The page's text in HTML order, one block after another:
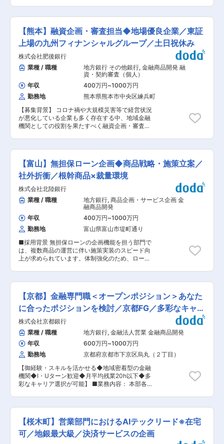
囲：本人の適性により全ての配属先への配置転換
およびグループ会社内外への出向も含めた兼務の
主な業務内容 個人向け金融サービスの価値向上を
目的として、以下の業務をご担当いただきます。
＜個人向け金融商品の企画・推進＞ ・預金商品や
ポイントプログラム等の企画・改善 ・市場・顧客
ニーズの分析を踏まえた商品設計 ・関係部署と連
携した商品リリースおよび利用促進施策の立案・
ートフォンアプリやホームページの機能改善・
UI/UX改善の企画 ・デジタルチャネルを活用した
顧客接点強化の施策検討 ・システム部門・外部ベ
ンダー等との調整、プロジェクト推進 ■（4） や
りがい ◎ 地域に直接価値を届ける実感 地域に根
ざした金融グループとして多くのお客さまと接点
手応えを感じられます。 ◎ 商品企画×デジタルの
両軸で成長できる 金融商品とデジタルチャネルの
を設計するスキルを身につけることができます。
変更の範囲：会社の定める業務
予算達成に責任を持ちます。 ■職責 ・企業財物
保険種目のうち引受権限を有するものについて、
担当分野における保険引受業務を行い、引受権限
を有しない事案については、上席者や指定された
アンダーライターに照会して対応し、担当業務の
予算達成および収益性確保に責任を持つ ・コーポ
レート財物保険課長のチーム運営を補佐するとと
もに、チームに所属する下位職のアンダーライタ
ーの支援・指導・育成を行う ・Uuderwriterツー
ルを活用し、またリスクエンジニア、モデラー、
アクチュアリー、他のアンダーライターと協力し
ながら、リスクの分析を行うとともに顧客向けの
見積もりを提示する ・企業財物保険の浸透、成長
と収益性の向上に向けて担当分野における施策を
立案・遂行する ・営業部門と協力しながら必要に
応じてブローカー・代理店・顧客と直接コミュニ
る ・企業財物保険の戦略を遂行・支援するため
に、営業・マーケティング・損害サービス・事
務・IT・研修・営業企画部門と協働する ・損害サ
ービス部門・数理部門と協力して、保険事故発生
傾向の分析・予測ならびに約款とその解釈につい
ての見解提供を行う ・業務の効率化のために事
務・システム・損害部門と協力する ・リスクエン
ジニアリング部門の活用・連携 ・担当分野におい
て企業財物保険ラインの情宣活動を行い（成約事
例紹介・売れ筋情報や業務関連情報等の提供。資
料作成含む）、そのためにマーケット情報・他社
動向を含めた情報収集を行う 変更の範囲：会社の
定める業務
【熊本】融資企画・審査担当◆地場優良企業／東証
上場の九州フィナンシャルグループ／土日祝休み
株式会社肥後銀行
業種 / 職種
地方銀行 その他銀行, 金融商品開発 融
資・契約審査（個人）
年収
400万円~1000万円
勤務地
熊本県熊本市中央区練兵町
【募集背景】 コロナ禍や大規模災害等で経営状況
が悪化している企業も多く存在する中、地域金融
機関としての役割を果たすべく融資企画・審査分
付、信用リスク管理等）に係る基本施策の企画・
立案 ・融資業務の抜本的な効率化（業務フロー改
善 等） ・融資業務担当者育成に向けた指導・研
修企画 等 （2） 法個人の融資案件に係る稟議審
査・事前相談・信用格付・自己査定業務。 変更の
範囲：会社の定める業務
【富山】無担保ローン企画◆商品戦略・施策立案／
社外折衝／根幹商品×裁量環境
株式会社北陸銀行
業種 / 職種
地方銀行, 商品企画・サービス企画 金
融商品開発
年収
400万円~1000万円
勤務地
富山県富山市堤町通り
■採用背景 無担保ローンの企画機能を担う部門で
は、複数商品の運営に伴い施策実装のスピード向
上が求められています。体制強化のため、ローン
カーローン等）の戦略立案、商品導入、運用管理
を担当します。市場動向や顧客ニーズを踏まえ、
KPIに基づく分析を行い、収益性向上に向けた企
画を立てます。申込導線の最適化や広告施策の企
画にも関わり、テレビ・新聞・Web・店頭など複
数の媒体を活用したプロモーションに携わりま
す。保証会社、広告代理店、システムベンダーと
の調整を行い、要件定義やスケジュール管理を進
めます。データマーケティングチームと連携し、
分析結果を踏まえた改善施策を検討します。仮説
にする役割が求められます。Excel・PowerPoint
などを用いて資料作成を行い、関係者へ説明しな
がら実行環境を整えます。 ■業務の魅力 銀行の
境が整っています。データマーケティングチーム
との協働により、数字を基点にした企画スキルも
身につきます。 ■働く環境 富山市の本店勤務と
【京都】金融専門職＜オープンポジション＞あなた
に合ったポジションを検討／京都FG／多彩なキャリ
ア有
株式会社京都銀行
業種 / 職種
地方銀行, 金融法人営業 金融商品開発
年収
600万円~1000万円
勤務地
京都府京都市下京区烏丸（２丁目）
【御経験・スキルを活かせる◆地域密着型の金融
機関◆I・Uターン歓迎◆月平均残業20h以下◆多
彩なキャリア選択が可能】 ■業務内容： 本部各
ョンを幅広く打診させていただきます。 【ポジシ
ョンについて】 ・事業承継やM&Aアドバイザリ
ー業務 ・遺言信託や相続支援のコンサルティング
業務 ・DX推進、データサイエンス業務 ・リスク
管理業務(市場、流動性管理に付随する業務) ・有
【桜木町】営業部門におけるAIテックリード※在宅
可／地銀最大級／決済サービスの企画